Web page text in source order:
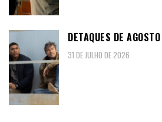
DETAQUES DE
31 DE JULHO DE 2026